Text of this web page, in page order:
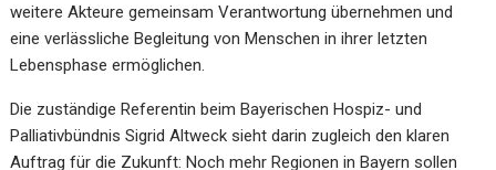
weitere Akteure gemeinsam Verantwortung übernehmen und
eine verlässliche Begleitung von Menschen in ihrer letzten
Lebensphase ermöglichen.
Die zuständige Referentin beim Bayerischen Hospiz- und
Palliativbündnis Sigrid Altweck sieht darin zugleich den klaren
Auftrag für die Zukunft: Noch mehr Regionen in Bayern sollen